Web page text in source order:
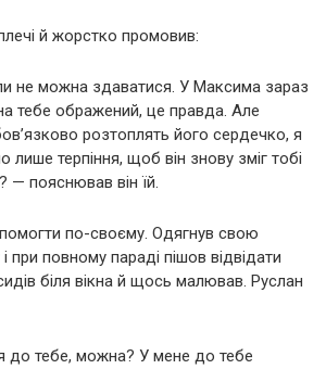
й жорстко промовив:
не можна здаватися. У Максима зараз
тебе ображений, це правда. Але
розтоплять його сердечко, я
лише терпіння, щоб він знову зміг тобі
— пояснював він їй.
по-своєму. Одягнув свою
при повному параді пішов відвідати
біля вікна й щось малював. Руслан
до тебе, можна? У мене до тебе